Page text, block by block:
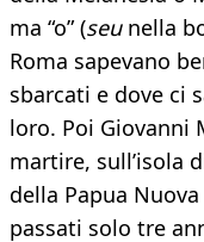
ma “o” (seunella
Roma sapevano
sbarcati e dove ci
loro. Poi Giovanni
martire, sull’isola
della Papua
passati solo tre